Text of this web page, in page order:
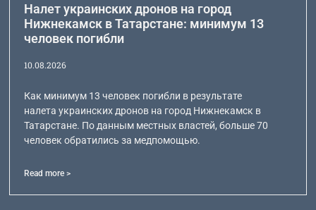
Налет украинских дронов на город
Нижнекамск в Татарстане: минимум 13
человек погибли
10.08.2026
Как минимум 13 человек погибли в результате
налета украинских дронов на город Нижнекамск в
Татарстане. По данным местных властей, больше 70
человек обратились за медпомощью.
Read more >